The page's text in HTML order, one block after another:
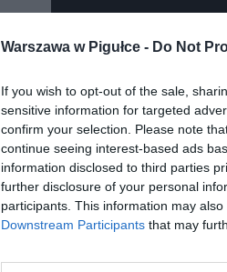
Warszawa w Pigułce - Do Not
If you wish to opt-out of the sale,
sensitive information for targeted
confirm your selection. Please note
continue seeing interest-based ads
information disclosed to third parties
further disclosure of your personal
participants. This information may
Downstream Participants that may
Dodaj nas do preferowanych